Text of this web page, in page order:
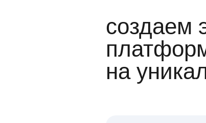
создаем
на